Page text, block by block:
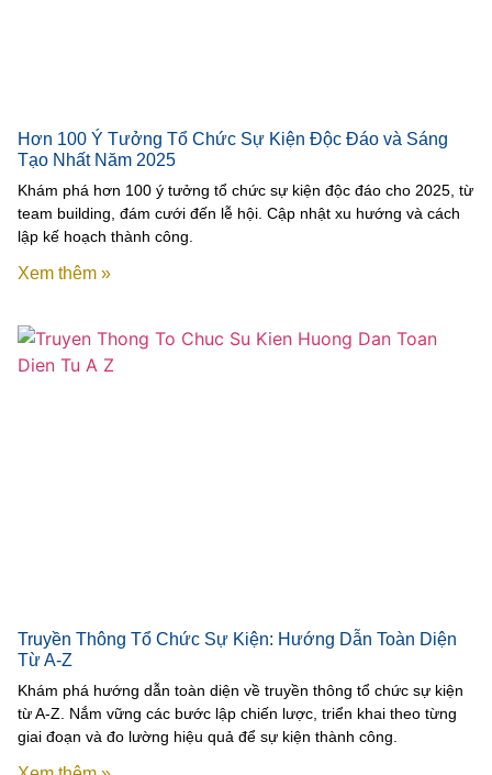
Hơn 100 Ý Tưởng Tổ Chức Sự Kiện Độc Đáo và Sáng
Tạo Nhất Năm 2025
Khám phá hơn 100 ý tưởng tổ chức sự kiện độc đáo cho 2025, từ
team building, đám cưới đến lễ hội. Cập nhật xu hướng và cách
lập kế hoạch thành công.
Xem thêm »
Truyền Thông Tổ Chức Sự Kiện: Hướng Dẫn Toàn Diện
Từ A-Z
Khám phá hướng dẫn toàn diện về truyền thông tổ chức sự kiện
từ A-Z. Nắm vững các bước lập chiến lược, triển khai theo từng
giai đoạn và đo lường hiệu quả để sự kiện thành công.